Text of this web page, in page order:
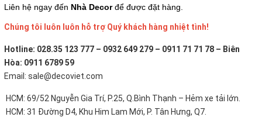
Liên hệ ngay đến Nhà Decorđể được đặt hàng.
Chúng tôi luôn luôn hỗ trợ Quý khách hàng nhiệt tình!
Hotline: 028.35 123 777 – 0932 649 279 – 0911 71 71 78 – Biên
Hòa: 0911 6789 59
Email: sale@decoviet.com
HCM: 69/52 Nguyễn Gia Trí, P.25, Q.Bình Thạnh – Hẻm xe tải lớn.
HCM: 31 Đường D4, Khu Him Lam Mới, P. Tân Hưng, Q7.